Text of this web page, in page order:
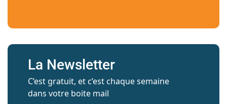
La Newsletter
C’est gratuit, et c’est chaque semaine
dans votre boite mail